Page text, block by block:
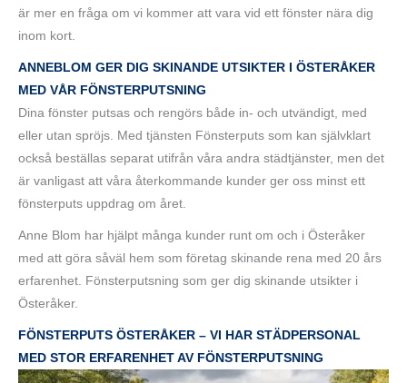
är mer en fråga om vi kommer att vara vid ett fönster nära dig
inom kort.
ANNEBLOM GER DIG SKINANDE UTSIKTER I ÖSTERÅKER
MED VÅR FÖNSTERPUTSNING
Dina fönster putsas och rengörs både in- och utvändigt, med
eller utan spröjs. Med tjänsten Fönsterputs som kan självklart
också beställas separat utifrån våra andra städtjänster, men det
är vanligast att våra återkommande kunder ger oss minst ett
fönsterputs uppdrag om året.
Anne Blom har hjälpt många kunder runt om och i Österåker
med att göra såväl hem som företag skinande rena med 20 års
erfarenhet. Fönsterputsning som ger dig skinande utsikter i
Österåker.
FÖNSTERPUTS ÖSTERÅKER – VI HAR STÄDPERSONAL
MED STOR ERFARENHET AV FÖNSTERPUTSNING